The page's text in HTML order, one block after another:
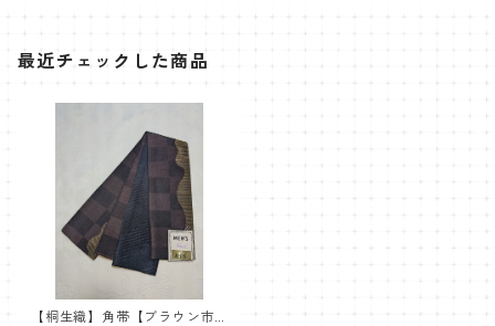
最近チェックした商品
【桐生織】角帯【ブラウン市